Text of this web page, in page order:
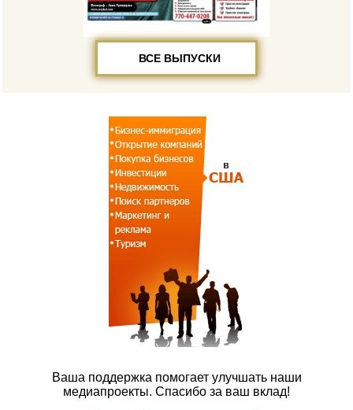
ВСЕ ВЫПУСКИ
Ваша поддержка помогает улучшать наши
медиапроекты. Спасибо за ваш вклад!